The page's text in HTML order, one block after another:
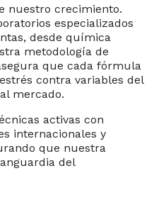
nuestro crecimiento.
especializados
desde química
metodología de
que cada fórmula
contra variables del
mercado.
activas con
internacionales y
que nuestra
del